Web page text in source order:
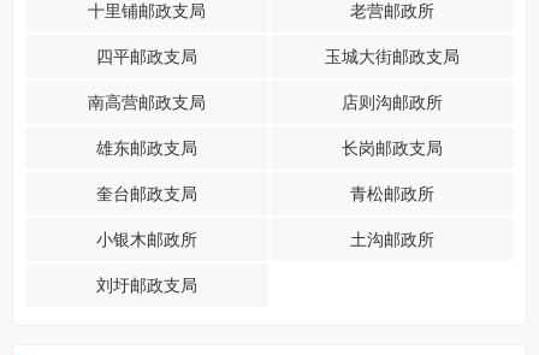
十里铺邮政支局 老营邮政所
四平邮政支局 玉城大街邮政支局
南高营邮政支局 店则沟邮政所
雄东邮政支局 长岗邮政支局
奎台邮政支局 青松邮政所
小银木邮政所 土沟邮政所
刘圩邮政支局